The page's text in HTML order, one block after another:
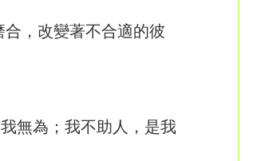
，改變著不合適的彼
無為；我不助人，是我